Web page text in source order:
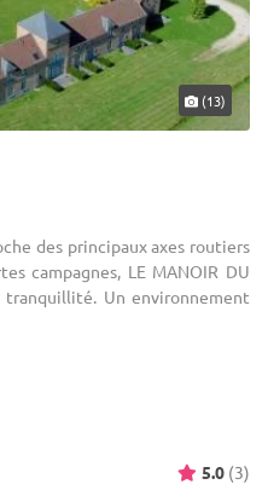
(13)
des principaux axes routiers
campagnes, LE MANOIR DU
tranquillité. Un environnement
5.0 (3)